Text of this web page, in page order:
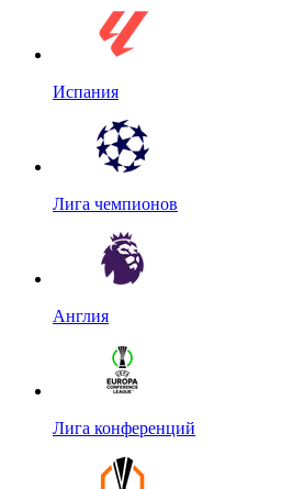
Испания
Лига чемпионов
Англия
Лига конференций